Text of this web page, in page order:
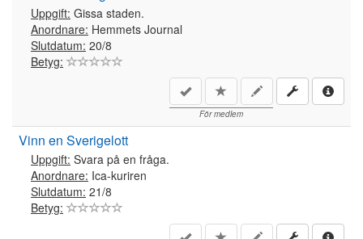
Uppgift: Gissa staden.
Anordnare: Hemmets Journal
Slutdatum: 20/8
Betyg:
För medlem
Vinn en Sverigelott
Uppgift: Svara på en fråga.
Anordnare: Ica-kuriren
Slutdatum: 21/8
Betyg: